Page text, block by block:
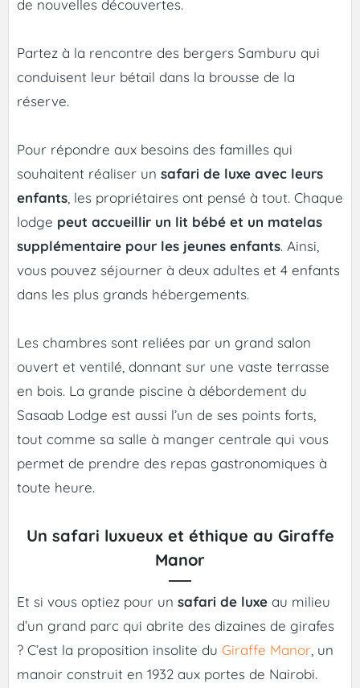
de nouvelles découvertes.
Partez à la rencontre des bergers Samburu qui
conduisent leur bétail dans la brousse de la
réserve.
Pour répondre aux besoins des familles qui
souhaitent réaliser un safari de luxe avec leurs
enfants , les propriétaires ont pensé à tout. Chaque
lodge peut accueillir un lit bébé et un matelas
supplémentaire pour les jeunes enfants. Ainsi,
vous pouvez séjourner à deux adultes et 4 enfants
dans les plus grands hébergements.
Les chambres sont reliées par un grand salon
ouvert et ventilé, donnant sur une vaste terrasse
en bois. La grande piscine à débordement du
Sasaab Lodge est aussi l’un de ses points forts,
tout comme sa salle à manger centrale qui vous
permet de prendre des repas gastronomiques à
toute heure.
Un safari luxueux et éthique au Giraffe
Manor
Et si vous optiez pour un safari de luxe au milieu
d’un grand parc qui abrite des dizaines de girafes
? C’est la proposition insolite du Giraffe Manor , un
manoir construit en 1932 aux portes de Nairobi.